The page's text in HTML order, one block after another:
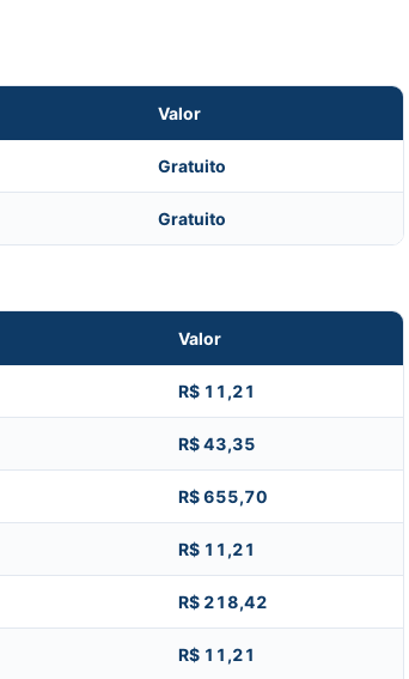
Valor
Gratuito
Gratuito
Valor
R$ 11,21
R$ 43,35
R$ 655,70
R$ 11,21
R$ 218,42
R$ 11,21